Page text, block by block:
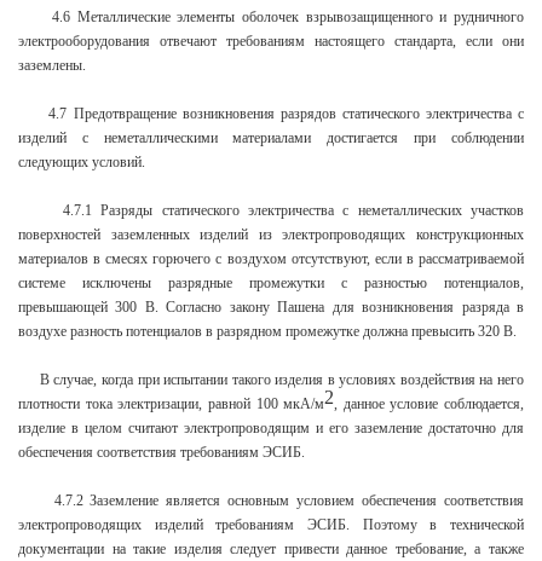
4.6 Металлические элементы оболочек взрывозащищенного и рудничного
электрооборудования отвечают требованиям настоящего стандарта, если они
заземлены.
4.7 Предотвращение возникновения разрядов статического электричества с
изделий с неметаллическими материалами достигается при соблюдении
следующих условий.
4.7.1 Разряды статического электричества с неметаллических участков
поверхностей заземленных изделий из электропроводящих конструкционных
материалов в смесях горючего с воздухом отсутствуют, если в рассматриваемой
системе исключены разрядные промежутки с разностью потенциалов,
превышающей 300 В. Согласно закону Пашена для возникновения разряда в
воздухе разность потенциалов в разрядном промежутке должна превысить 320 В.
В случае, когда при испытании такого изделия в условиях воздействия на него
плотности тока электризации, равной 100 мкА/м2, данное условие соблюдается,
изделие в целом считают электропроводящим и его заземление достаточно для
обеспечения соответствия требованиям ЭСИБ.
4.7.2 Заземление является основным условием обеспечения соответствия
электропроводящих изделий требованиям ЭСИБ. Поэтому в технической
документации на такие изделия следует привести данное требование, а также